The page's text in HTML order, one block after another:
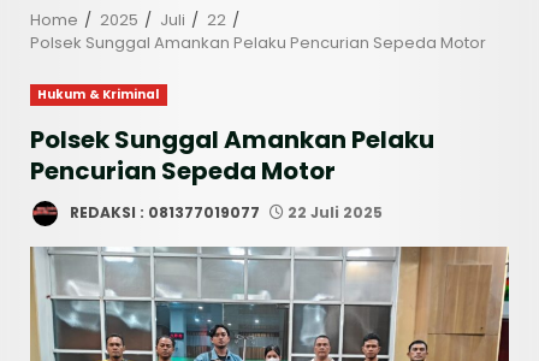
Home 2025 Juli
22
Polsek Sunggal Amankan Pelaku Pencurian Sepeda Motor
Hukum & Kriminal
Polsek Sunggal Amankan Pelaku
Pencurian Sepeda Motor
REDAKSI : 081377019077 22 Juli 2025